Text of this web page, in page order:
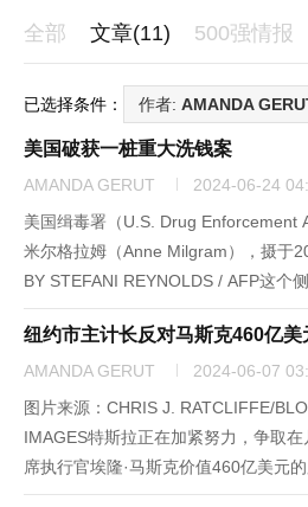
全部 文章(11) 500强情报
已选择条件： 作者: AMANDA
美国破获一桩重大洗钱案
AMANDA GERUT 2024-06-24
美国缉毒署（U.S. Drug Enforcement
米尔格拉姆（Anne Milgram），摄于
BY STEFANI REYNOLDS / AFP这个
色礼品袋里并没有礼物。据当局指控
纽约市主计长反对马斯克460亿美
AMANDA GERUT 2024-06-07
图片来源：CHRIS J. RATCLIFFE/
IMAGES特斯拉正在加紧努力，争取
席执行官埃隆·马斯克价值460亿美元
权衡他们对这一关键投票的决定。一